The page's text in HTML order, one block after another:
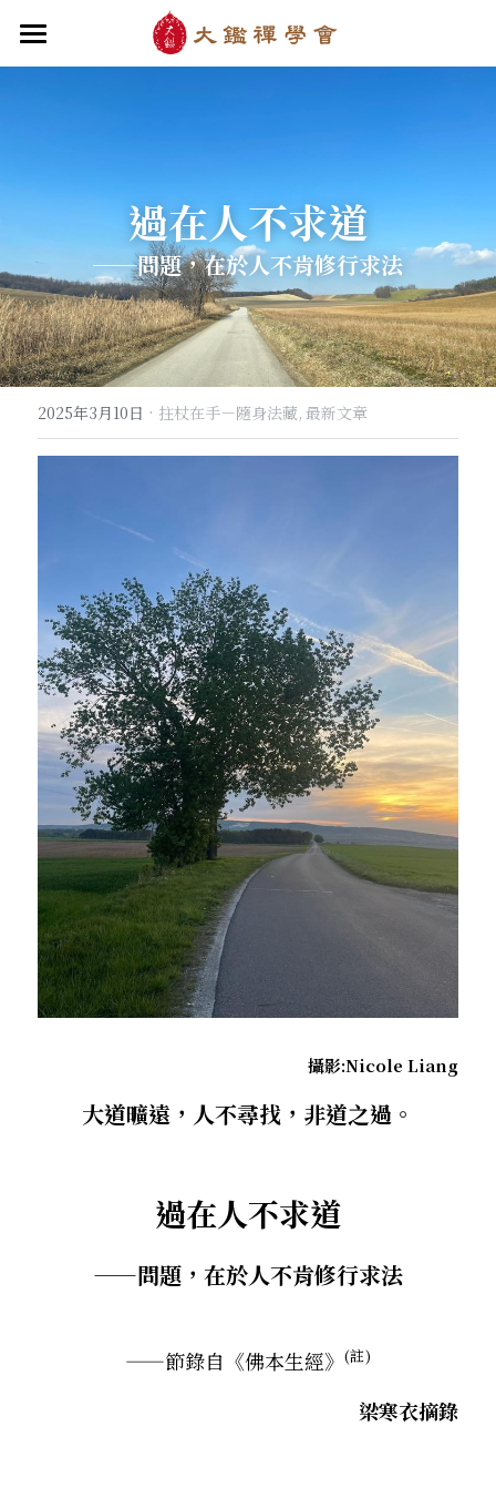
首頁
關於大鑑禪堂
道場內景
入會申請
禪行者簡介
．梁寒衣
自畫像
．兩座山之間
．華嚴初始
．雨季，兩個旅人
．杏葉詩
．閱讀與人生（上）——談閱讀對自我生
命的啟發
．閱讀與人生（下）——談閱讀對自我生
命的啟發
．挑戰自我的魅力
．黃昏之悸
．焚不滅的心
．死生流注
．刺桐心木
．中古世紀的殉道者
梁寒衣著作（書目/序/評論）
他方之眼（報導/評論/學術研究）
最新消息/課程
芳嚴無涯/消息・活動
行向圓覺/課程・共修
教法/文章/思潮
華嚴智海/教觀、禪觀
宗門之眼/經藏之美
拄杖在手
拄杖在手/隨身法藏
薔薇與棘原/現代小說・寓言小說・佛化小說
影之聲/電影內外觀
道在一切/影音
光光交會/導介・轉載
線上聆聽
【道德經】
【勝鬘經】
行道瓔珞
感思與洄瀾
聯絡我們
過在人不求道
──問題，在於人不肯修行求法
2025年3月10日 · 拄杖在手－隨身法藏, 最新文章
攝影:Nicole Liang
大道曠遠，人不尋找，非道之過。
過在人不求道
——問題，在於人不肯修行求法
——節錄自《佛本生經》 (註)
梁寒衣摘錄